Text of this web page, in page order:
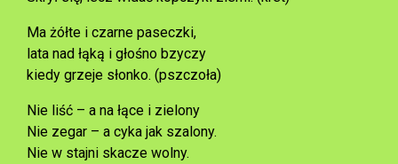
Ma żółte i czarne paseczki,
lata nad łąką i głośno bzyczy
kiedy grzeje słonko. (pszczoła)
Nie liść – a na łące i zielony
Nie zegar – a cyka jak szalony.
Nie w stajni skacze wolny.